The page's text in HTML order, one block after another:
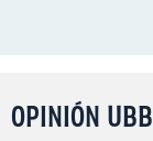
OPINIÓN UBB